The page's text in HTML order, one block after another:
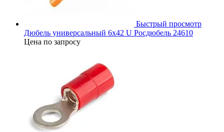
Быстрый просмотр
Дюбель универсальный 6х42 U Росдюбель 24610
Цена по запросу